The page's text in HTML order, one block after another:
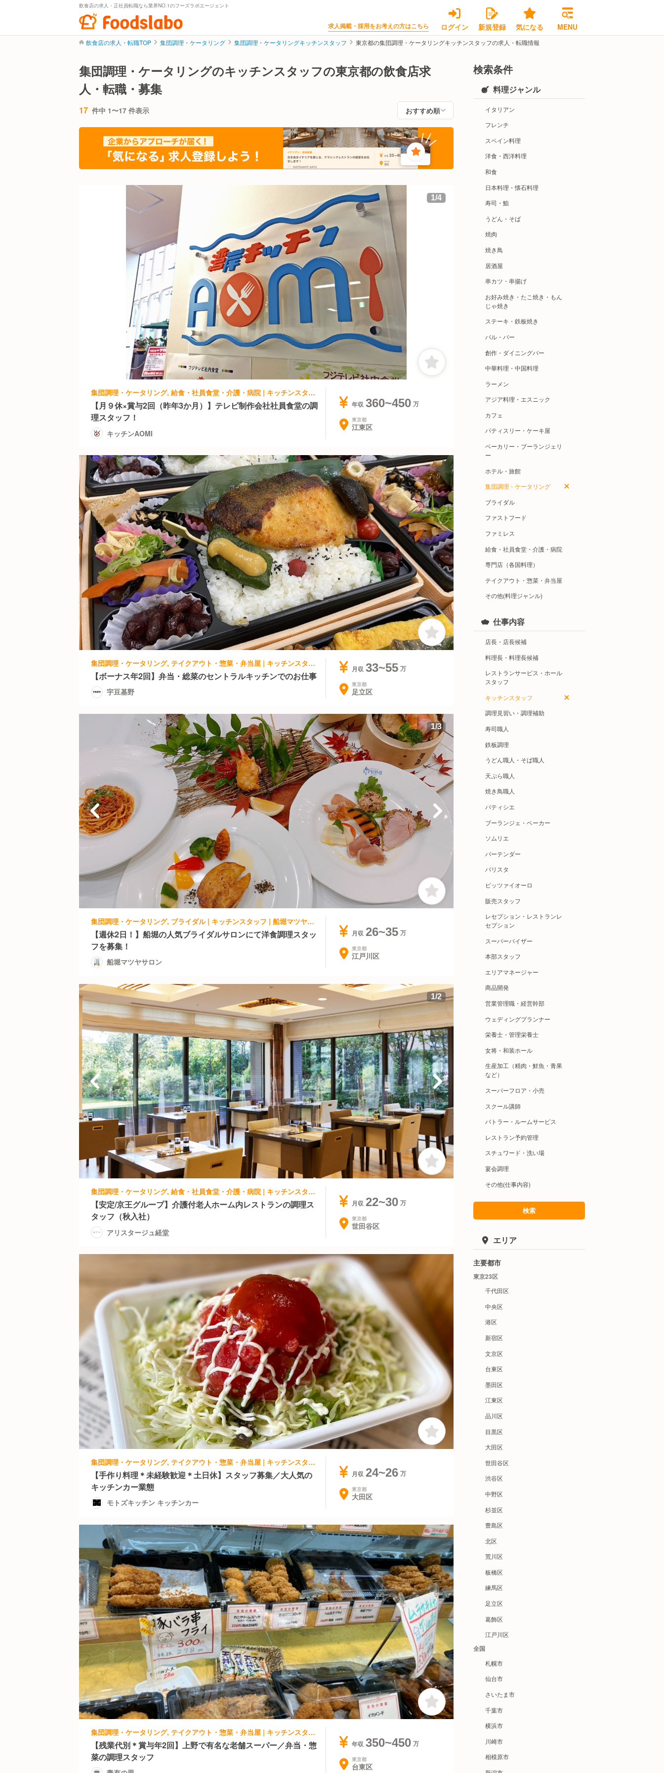
飲食店の求人・正社員転職なら業界NO.1のフーズラボエージェント
求人掲載・採用をお考えの方はこちら ログイン 新規登録 気になる MENU
飲食店の求人・転職TOP 集団調理・ケータリング 集団調理・ケータリングキッチンスタッフ 東京都の集団調理・ケータリングキッチンスタッフの求人・転職情報
集団調理・ケータリングのキッチンスタッフの東京都の飲食店求
人・転職・募集
17 件中 1〜17 件表示
1/4
集団調理・ケータリング, 給食・社員食堂・介護・病院 | キッチンスタッフ | キッチンAOMI
【月９休×賞与2回（昨年3か月）】テレビ制作会社社員食堂の調
理スタッフ！
キッチンAOMI
年収 360~450
東京都
江東区
集団調理・ケータリング, テイクアウト・惣菜・弁当屋 | キッチンスタッフ | 宇豆基野
【ボーナス年2回】弁当・総菜のセントラルキッチンでのお仕事
宇豆基野
月収 33~55
東京都
足立区
1/3
集団調理・ケータリング, ブライダル | キッチンスタッフ | 船堀マツヤサロン
【週休2日！】船堀の人気ブライダルサロンにて洋食調理スタッ
フを募集！
船堀マツヤサロン
月収 26~35
東京都
江戸川区
1/2
集団調理・ケータリング, 給食・社員食堂・介護・病院 | キッチンスタッフ | アリスタージュ経堂
【安定/京王グループ】介護付老人ホーム内レストランの調理ス
タッフ（秋入社）
アリスタージュ経堂
月収 22~30
東京都
世田谷区
集団調理・ケータリング, テイクアウト・惣菜・弁当屋 | キッチンスタッフ | モトズキッチン キッチンカー
【手作り料理＊未経験歓迎＊土日休】スタッフ募集／大人気の
キッチンカー業態
モトズキッチン キッチンカー
月収 24~26
東京都
大田区
集団調理・ケータリング, テイクアウト・惣菜・弁当屋 | キッチンスタッフ | 妻有の里
【残業代別＊賞与年2回】上野で有名な老舗スーパー／弁当・惣
菜の調理スタッフ
年収 350~450
東京都
台東区
検索条件
料理ジャンル
イタリアン
フレンチ
スペイン料理
洋食・西洋料理
和食
日本料理・懐石料理
寿司・鮨
うどん・そば
焼肉
焼き鳥
居酒屋
串カツ・串揚げ
お好み焼き・たこ焼き・もん
じゃ焼き
ステーキ・鉄板焼き
バル・バー
創作・ダイニングバー
中華料理・中国料理
ラーメン
アジア料理・エスニック
カフェ
パティスリー・ケーキ屋
ベーカリー・ブーランジェリ
ー
ホテル・旅館
集団調理・ケータリング
ブライダル
ファストフード
ファミレス
給食・社員食堂・介護・病院
専門店（各国料理）
テイクアウト・惣菜・弁当屋
その他(料理ジャンル)
仕事内容
店長・店長候補
料理長・料理長候補
レストランサービス・ホール
スタッフ
キッチンスタッフ
調理見習い・調理補助
寿司職人
鉄板調理
うどん職人・そば職人
天ぷら職人
焼き鳥職人
パティシエ
ブーランジェ・ベーカー
ソムリエ
バーテンダー
バリスタ
ピッツァイオーロ
販売スタッフ
レセプション・レストランレ
セプション
スーパーバイザー
本部スタッフ
エリアマネージャー
商品開発
営業管理職・経営幹部
ウェディングプランナー
栄養士・管理栄養士
女将・和装ホール
生産加工（精肉・鮮魚・青果
など）
スーパーフロア・小売
スクール講師
バトラー・ルームサービス
レストラン予約管理
スチュワード・洗い場
宴会調理
その他(仕事内容)
検索
エリア
主要都市
東京23区
千代田区
中央区
港区
新宿区
文京区
台東区
墨田区
江東区
品川区
目黒区
大田区
世田谷区
渋谷区
中野区
杉並区
豊島区
北区
荒川区
板橋区
練馬区
足立区
葛飾区
江戸川区
全国
札幌市
仙台市
さいたま市
千葉市
横浜市
川崎市
相模原市